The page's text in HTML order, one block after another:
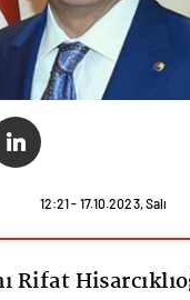
12:21 - 17.10.2023, Salı
Rifat